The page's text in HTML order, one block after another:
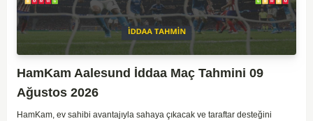
HamKam Aalesund İddaa Maç Tahmini 09
Ağustos 2026
HamKam, ev sahibi avantajıyla sahaya çıkacak ve taraftar desteğini